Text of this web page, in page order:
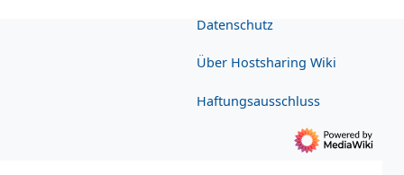
Datenschutz
Über Hostsharing Wiki
Haftungsausschluss